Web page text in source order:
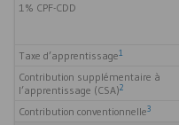
1 % CPF-CDD
Taxe d’apprentissage1
Contribution supplémentaire à
l’apprentissage (CSA)2
Contribution conventionnelle3